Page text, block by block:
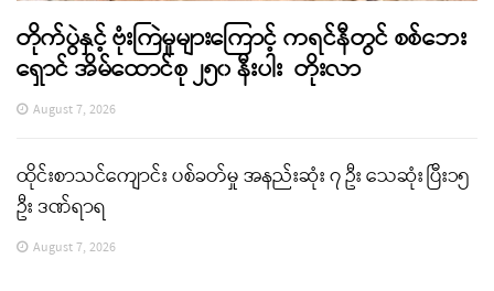
တိုက်ပွဲနှင့် ဗုံးကြဲမှုများကြောင့် ကရင်နီတွင် စစ်ဘေး
ရှောင် အိမ်ထောင်စု ၂၅၀ နီးပါး တိုးလာ
August 7, 2026
ထိုင်းစာသင်ကျောင်း ပစ်ခတ်မှု အနည်းဆုံး ၇ ဦး သေဆုံး ပြီး၁၅
ဦး ဒဏ်ရာရ
August 7, 2026